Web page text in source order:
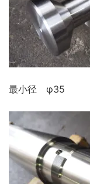
最小径 φ35